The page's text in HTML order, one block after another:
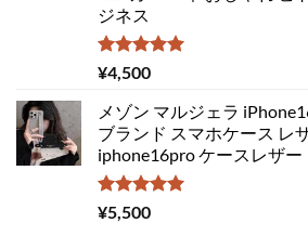
ジネス
5段階中
5.00
¥4,500
メゾン マルジェラ
ブランド スマホケース レ
iphone16pro ケースレザー
5段階中
5.00
¥5,500